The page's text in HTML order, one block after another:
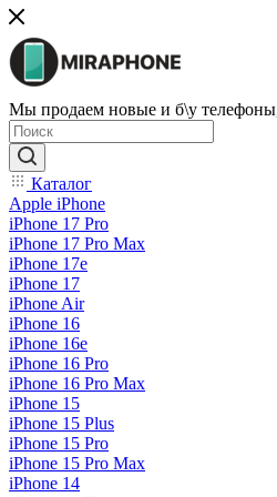
Мы продаем новые и б\у
Каталог
Apple iPhone
iPhone 17 Pro
iPhone 17 Pro Max
iPhone 17e
iPhone 17
iPhone Air
iPhone 16
iPhone 16e
iPhone 16 Pro
iPhone 16 Pro Max
iPhone 15
iPhone 15 Plus
iPhone 15 Pro
iPhone 15 Pro Max
iPhone 14